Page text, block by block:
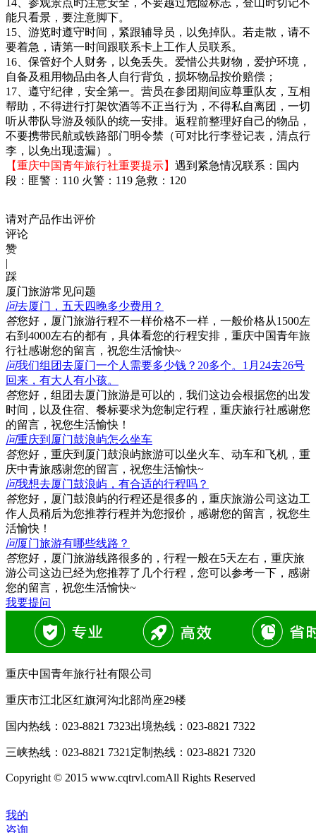
能只看景，要注意脚下。
15、游览时遵守时间，紧跟辅导员，以免掉队。若走散，请不
要着急，请第一时间跟联系卡上工作人员联系。
16、保管好个人财务，以免丢失。爱惜公共财物，爱护环境，
自备及租用物品由各人自行背负，损坏物品按价赔偿；
17、遵守纪律，安全第一。营员在参团期间应尊重队友，互相
帮助，不得进行打架饮酒等不正当行为，不得私自离团，一切
听从带队导游及领队的统一安排。返程前整理好自己的物品，
不要携带民航或铁路部门明令禁（可对比行李登记表，清点行
李，以免出现遗漏）。
【重庆中国青年旅行社重要提示】 遇到紧急情况联系：国内
段：匪警：110 火警：119 急救：120
请对产品作出评价
评论
赞
|
踩
厦门旅游常见问题
问去厦门，五天四晚多少费用？
答您好，厦门旅游行程不一样价格不一样，一般价格从1500左
右到4000左右的都有，具体看您的行程安排，重庆中国青年旅
行社感谢您的留言，祝您生活愉快~
问我们组团去厦门一个人需要多少钱？20多个。1月24去26号
回来，有大人有小孩。
答您好，组团去厦门旅游是可以的，我们这边会根据您的出发
时间，以及住宿、餐标要求为您制定行程，重庆旅行社感谢您
的留言，祝您生活愉快！
问重庆到厦门鼓浪屿怎么坐车
答您好，重庆到厦门鼓浪屿旅游可以坐火车、动车和飞机，重
庆中青旅感谢您的留言，祝您生活愉快~
问我想去厦门鼓浪屿，有合适的行程吗？
答您好，厦门鼓浪屿的行程还是很多的，重庆旅游公司这边工
作人员稍后为您推荐行程并为您报价，感谢您的留言，祝您生
活愉快！
问厦门旅游有哪些线路？
答您好，厦门旅游线路很多的，行程一般在5天左右，重庆旅
游公司这边已经为您推荐了几个行程，您可以参考一下，感谢
您的留言，祝您生活愉快~
我要提问
重庆中国青年旅行社有限公司
重庆市江北区红旗河沟北部尚座29楼
国内热线： 023-8821 7323出境热线： 023-8821 7322
三峡热线： 023-8821 7321 定制热线： 023-8821 7320
Copyright © 2015 www.cqtrvl.comAll Rights Reserved
我的
咨询